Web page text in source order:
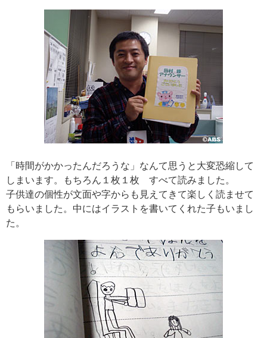
「時間がかかったんだろうな」なんて思うと大変恐縮して
しまいます。もちろん１枚１枚 すべて読みました。
子供達の個性が文面や字からも見えてきて楽しく読ませて
もらいました。中にはイラストを書いてくれた子もいまし
た。